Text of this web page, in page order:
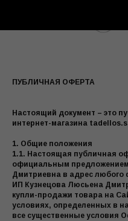
ПУБЛИЧНАЯ ОФЕРТА
Настоящий документ – это
интернет-магазина
1. Общие положения
1.1. Настоящая публичная
официальным
Дмитриевна в адрес любого
ИП Кузнецова Люсьена
купли-продажи товара на
условиях, определенных в
все существенные условия